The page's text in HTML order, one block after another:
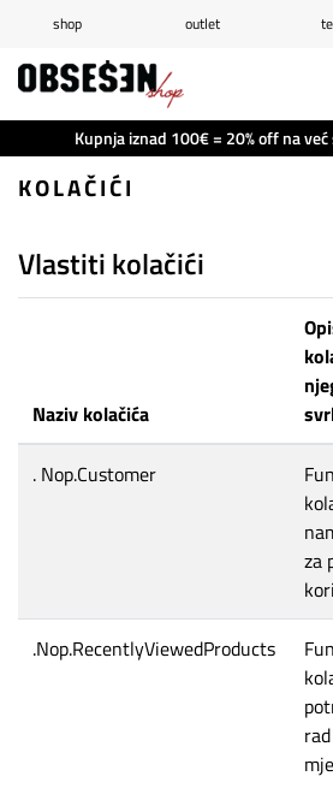
Kupnja iznad 100€ = 20% off na
shop outlet
Prijava /Registrirajte se
Popis želja(0)
Košarica(0)
KOLAČIĆI
Vlastiti kolačići
Naziv kolačića
. Nop.Customer
za
.Nop.RecentlyViewedProducts